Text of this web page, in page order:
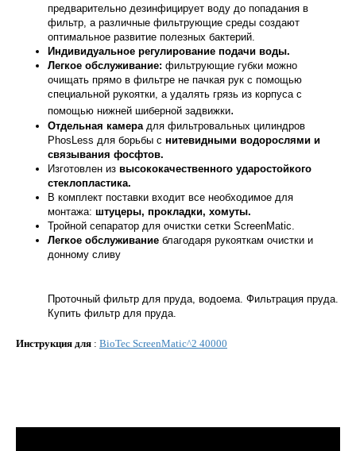
предварительно дезинфицирует воду до попадания в
фильтр, а различные фильтрующие среды создают
оптимальное развитие полезных бактерий.
Индивидуальное регулирование подачи воды.
Легкое обслуживание: фильтрующие губки можно
очищать прямо в фильтре не пачкая рук с помощью
специальной рукоятки, а удалять грязь из корпуса с
помощью нижней шиберной задвижки.
Отдельная камерадля фильтровальных цилиндров
PhosLess для борьбы с нитевидными водорослями и
связывания фосфтов.
Изготовлен из высококачественного ударостойкого
стеклопластика.
В комплект поставки входит все необходимое для
монтажа: штуцеры, прокладки, хомуты.
Тройной сепаратор для очистки сетки ScreenMatic.
Легкое обслуживание благодаря рукояткам очистки и
донному сливу
Проточный фильтр для пруда, водоема. Фильтрация пруда.
Купить фильтр для пруда.
Инструкция для : BioTec ScreenMatic^2 40000